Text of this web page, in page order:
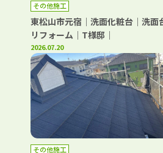
その他施工
東松山市元宿｜洗面化粧台｜洗面
リフォーム｜T様邸｜
2026.07.20
その他施工